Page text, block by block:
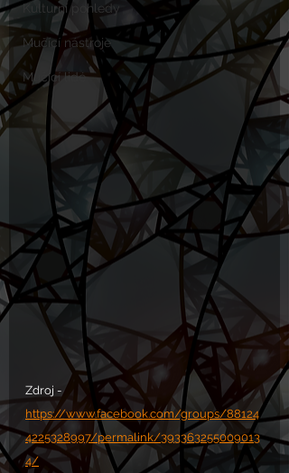
Kulturní pohledy
Mučící nástroje
Mučící lidé
Zdroj -
https://www.facebook.com/groups/88124
4225328997/permalink/393363255009013
4/